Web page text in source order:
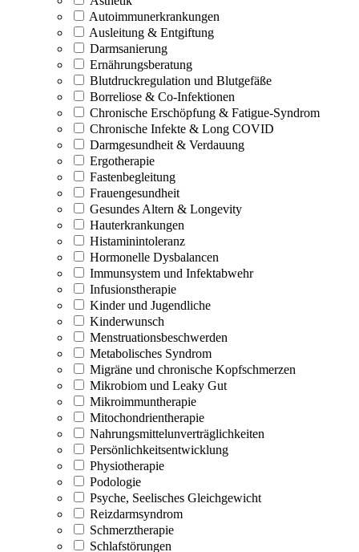
Autoimmunerkrankungen
Ausleitung & Entgiftung
Darmsanierung
Ernährungsberatung
Blutdruckregulation und Blutgefäße
Borreliose & Co-Infektionen
Chronische Erschöpfung & Fatigue-Syndrom
Chronische Infekte & Long COVID
Darmgesundheit & Verdauung
Ergotherapie
Fastenbegleitung
Frauengesundheit
Gesundes Altern & Longevity
Hauterkrankungen
Histaminintoleranz
Hormonelle Dysbalancen
Immunsystem und Infektabwehr
Infusionstherapie
Kinder und Jugendliche
Kinderwunsch
Menstruationsbeschwerden
Metabolisches Syndrom
Migräne und chronische Kopfschmerzen
Mikrobiom und Leaky Gut
Mikroimmuntherapie
Mitochondrientherapie
Nahrungsmittelunverträglichkeiten
Persönlichkeitsentwicklung
Physiotherapie
Podologie
Psyche, Seelisches Gleichgewicht
Reizdarmsyndrom
Schmerztherapie
Schlafstörungen